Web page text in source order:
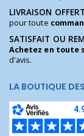
LIVRAISON
pour toute
SATISFAIT OU
Achetez en toute
d'avis.
LA BOUTIQUE